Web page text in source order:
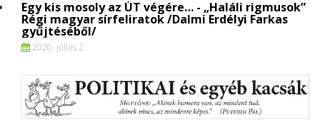
Egy kis mosoly az ÚT végére… - „Haláli rigmusok”
Régi magyar sírfeliratok /Dalmi Erdélyi Farkas
gyűjtéséből/
2020. július 2.